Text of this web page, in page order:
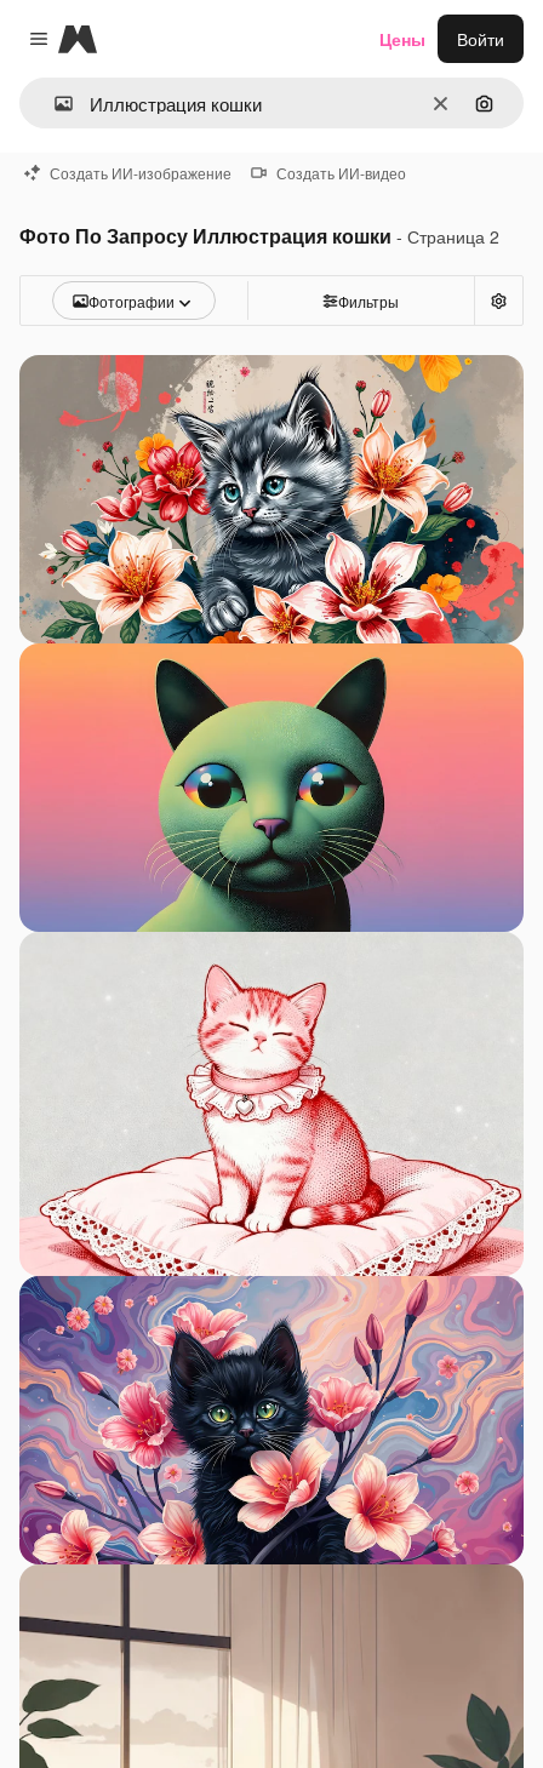
Close menu
Magnific
ОчиститьПоиск
Цены Войти
Создать ИИ-изображение Создать ИИ-видео
Фото По Запросу Иллюстрация кошки - Страница 2
Фотографии Фильтры